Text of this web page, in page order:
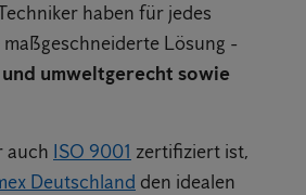
haben für jedes
Lösung -
umweltgerecht sowie
auch ISO 9001 zertifiziert ist,
Deutschland den idealen